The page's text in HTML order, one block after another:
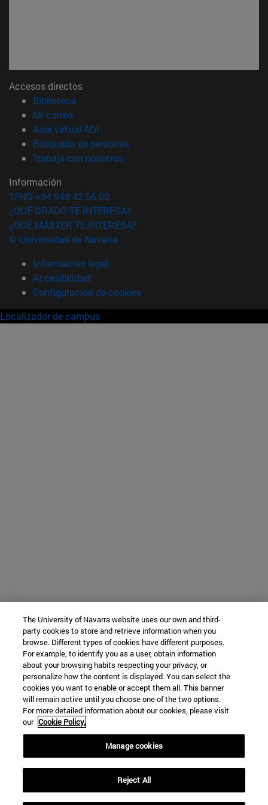
Accesos directos
Biblioteca
Mi correo(abre en nueva ventana)
Aula virtual ADI
Búsqueda de personas(abre en nueva ventana)
Trabaja con nosotros(abre en nueva ventana)
Información
TFNO +34 948 42 56 00
¿QUÉ GRADO TE INTERESA?
¿QUÉ MÁSTER TE INTERESA?
© Universidad de Navarra
Información legal
Accesibilidad
Configuración de cookies
Localizador de campus
The University of Navarra website uses our own and third-
party cookies to store and retrieve information when you
browse. Different types of cookies have different purposes.
For example, to identify you as a user, obtain information
about your browsing habits respecting your privacy, or
personalize how the content is displayed. You can select the
cookies you want to enable or accept them all. This banner
will remain active until you choose one of the two options.
For more detailed information about our cookies, please visit
our Cookie Policy.
Manage cookies
Reject All